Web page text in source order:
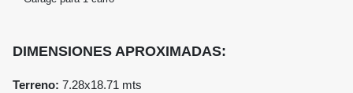
DIMENSIONES APROXIMADAS:
Terreno: 7.28x18.71 mts